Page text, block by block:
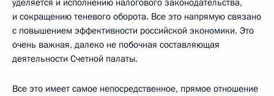
уделяется и исполнению налогового законодательства,
и сокращению теневого оборота. Все это напрямую связано
с повышением эффективности российской экономики. Это
очень важная, далеко не побочная составляющая
деятельности Счетной палаты.
Все это имеет самое непосредственное, прямое отношение